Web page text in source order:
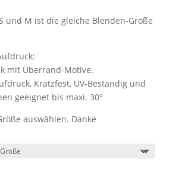
und M ist die gleiche Blenden-Größe
mit Überrand-Motive.
Kratzfest, UV-Beständig und
geeignet bis maxi. 30°
auswählen. Danke